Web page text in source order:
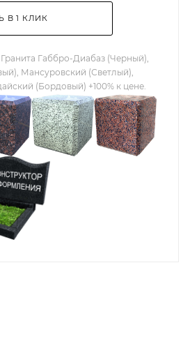
В 1 КЛИК
Габбро-Диабаз (Черный),
Мансуровский (Светлый),
(Бордовый) +100% к цене.